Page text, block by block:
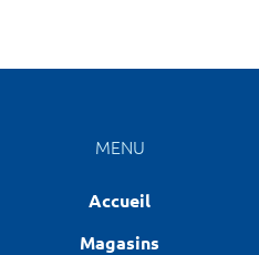
MENU
Accueil
Magasins